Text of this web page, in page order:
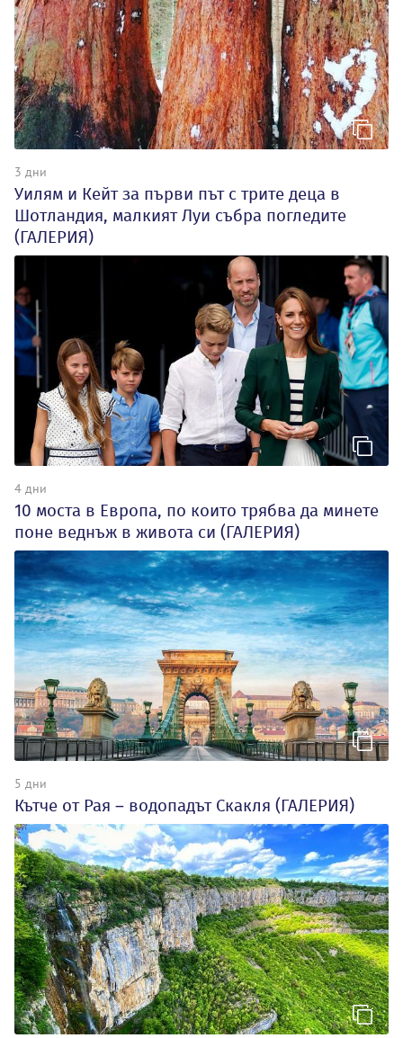
3 дни
Уилям и Кейт за първи път с трите деца в
Шотландия, малкият Луи събра погледите
(ГАЛЕРИЯ)
4 дни
10 моста в Европа, по които трябва да минете
поне веднъж в живота си (ГАЛЕРИЯ)
5 дни
Кътче от Рая – водопадът Скакля (ГАЛЕРИЯ)